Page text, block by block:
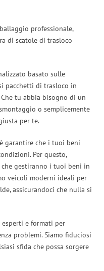
professionale,
di scatole di trasloco
basato sulle
pacchetti di trasloco in
tu abbia bisogno di un
o semplicemente
per te.
garantire che i tuoi beni
Per questo,
gestiranno i tuoi beni in
veicoli moderni ideali per
assicurandoci che nulla si
e formati per
problemi. Siamo fiduciosi
sfida che possa sorgere